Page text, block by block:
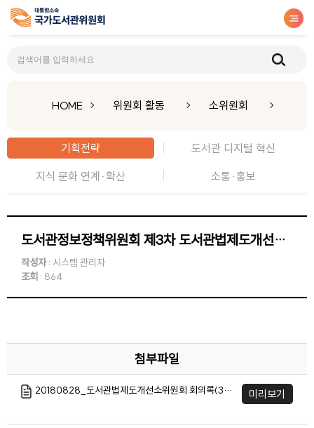
HOME 위원회 활동 소위원회
기획전략
도서관 디지털 혁신
지식 문화 연계·확산
소통·홍보
도서관정보정책위원회 제3차 도서관법제도개선소위원회 회의(2018.08.28)
작성자: 시스템 관리자
조회 : 864
첨부파일
20180828_도서관법제도개선소위원회 회의록(3차회의).hwp 미리보기